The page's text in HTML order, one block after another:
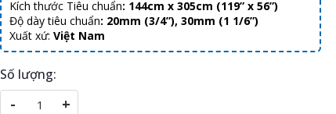
Kích thước Tiêu chuẩn: 144cm x 305cm (119” x 56”)
Độ dày tiêu chuẩn: 20mm (3/4”), 30mm (1 1/6”)
Xuất xứ: Việt Nam
Số lượng:
- +